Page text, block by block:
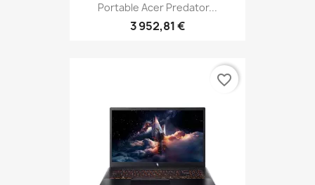
Portable Acer Predator...
3 952,81 €
favorite_border